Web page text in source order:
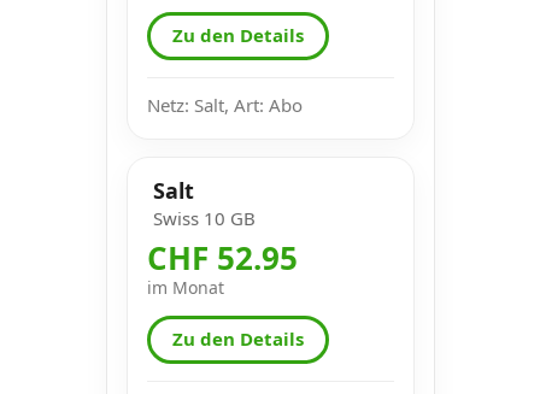
Zu den Details
Netz: Salt, Art: Abo
Salt
Swiss 10 GB
CHF 52.95
im Monat
Zu den Details